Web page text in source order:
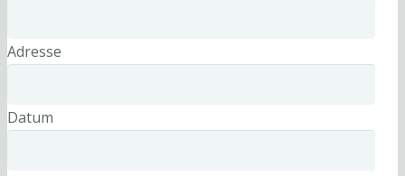
Adresse
Datum